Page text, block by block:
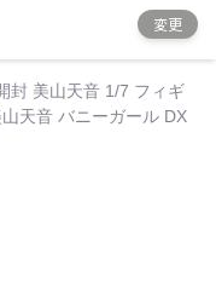
変更
封 美山天音 1/7 フィギ
天音 バニーガール DX